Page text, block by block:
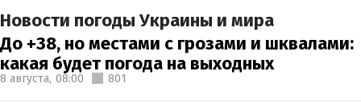
Новости погоды Украины и мира
До +38, но местами с грозами и шквалами:
какая будет погода на выходных
8 августа, 08:00 801